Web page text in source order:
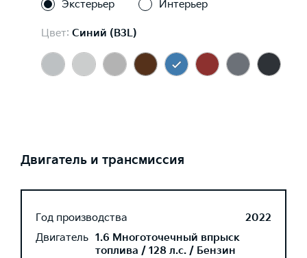
Экстерьер Интерьер
Цвет: Синий (B3L)
Двигатель и трансмиссия
Год производства
2022
Двигатель 1.6 Многоточечный впрыск
топлива / 128 л.с. / Бензин